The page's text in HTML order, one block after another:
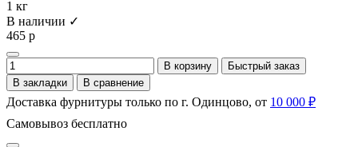
1 кг
В наличии ✓
465 р
В корзину
Быстрый заказ
В закладки
В сравнение
Доставка фурнитуры только по г. Одинцово, от 10 000 ₽
Самовывоз бесплатно